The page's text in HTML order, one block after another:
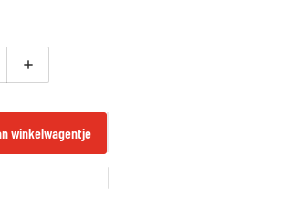
voor King Pro Boxing REVO V2 - MMA Handschoenen -
Verhoog aantal voor King Pro Boxing REVO V2 -
winkelwagentje